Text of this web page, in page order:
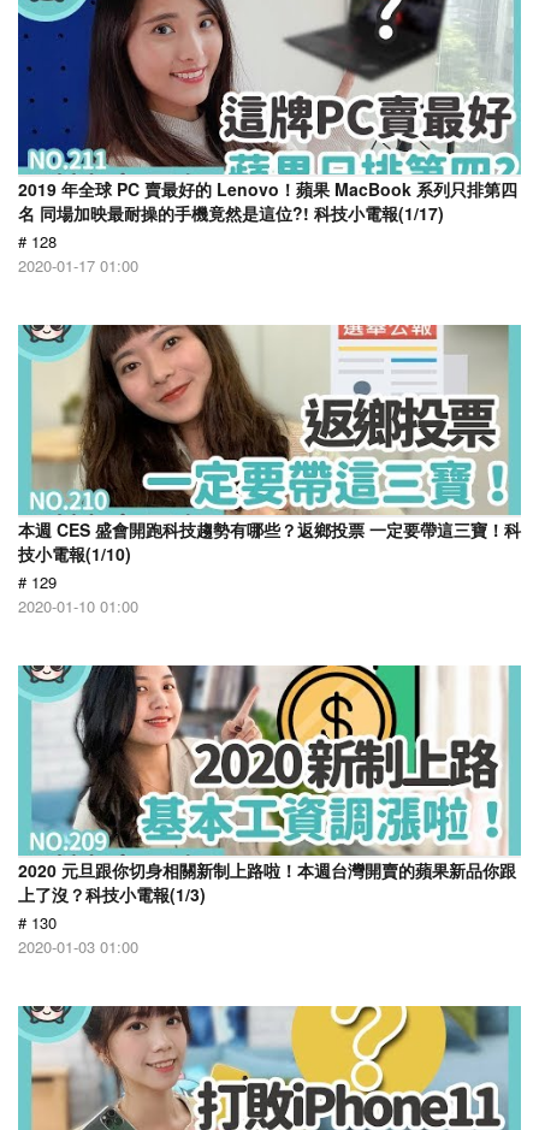
2019 年全球 PC 賣最好的 Lenovo！蘋果 MacBook 系列只排第四
名 同場加映最耐操的手機竟然是這位?! 科技小電報(1/17)
# 128
2020-01-17 01:00
本週 CES 盛會開跑科技趨勢有哪些？返鄉投票 一定要帶這三寶！科
技小電報(1/10)
# 129
2020-01-10 01:00
2020 元旦跟你切身相關新制上路啦！本週台灣開賣的蘋果新品你跟
上了沒？科技小電報(1/3)
# 130
2020-01-03 01:00